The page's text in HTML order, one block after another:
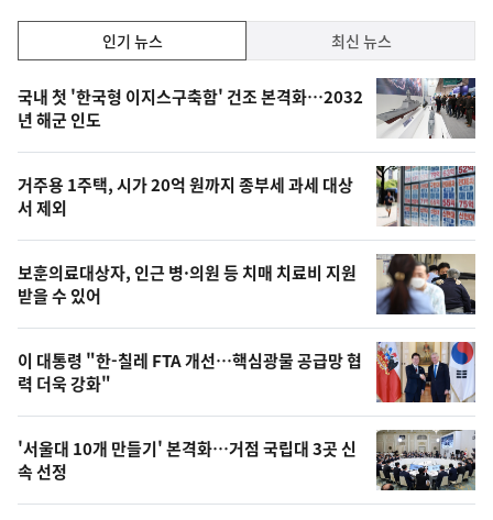
락
기,
최
신,
늘
의
영
상
오
늘
의
사
진
인기 뉴스 최신 뉴스
기
뉴
스
국내 첫 '한국형 이지스구축함' 건조 본격화…2032
년 해군 인도
거주용 1주택, 시가 20억 원까지 종부세 과세 대상
서 제외
보훈의료대상자, 인근 병·의원 등 치매 치료비 지원
받을 수 있어
이 대통령 "한-칠레 FTA 개선…핵심광물 공급망 협
력 더욱 강화"
'서울대 10개 만들기' 본격화…거점 국립대 3곳 신
속 선정